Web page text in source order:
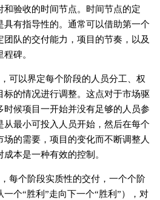
和验收的时间节点。时间节点的定
具有指导性的。通常可以借助第一个
团队的交付能力，项目的节奏，以及
碑。
可以界定每个阶段的人员分工、权
标的情况进行调整。这点对于市场驱
时候项目一开始并没有足够的人员参
从最小可投入人员开始，然后在每个
场的需要，项目的变化而不断调整人
本是一种有效的控制。
每个阶段实质性的交付，一个个阶
个“胜利”走向下一个“胜利”），对